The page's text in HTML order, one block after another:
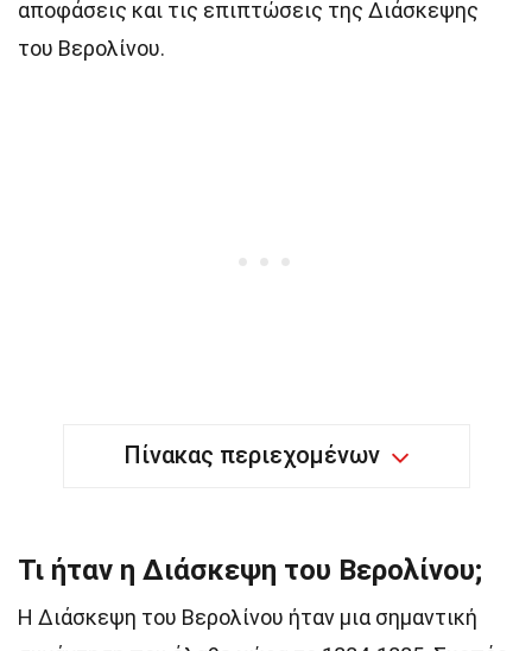
αποφάσεις και τις επιπτώσεις της Διάσκεψης
του Βερολίνου.
Πίνακας περιεχομένων
Τι ήταν η Διάσκεψη του Βερολίνου;
Η Διάσκεψη του Βερολίνου ήταν μια σημαντική